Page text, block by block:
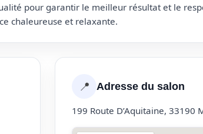
pour garantir le meilleur résultat et le
chaleureuse et relaxante.
📍 Adresse du salon
199 Route D’Aquitaine, 33190